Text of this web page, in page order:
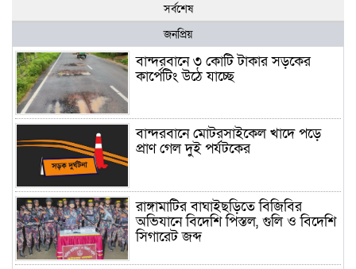
সর্বশেষ
জনপ্রিয়
বান্দরবানে ৩ কোটি টাকার সড়কের
কার্পেটিং উঠে যাচ্ছে
বান্দরবানে মোটরসাইকেল খাদে পড়ে
প্রাণ গেল দুই পর্যটকের
রাঙ্গামাটির বাঘাইছড়িতে বিজিবির
অভিযানে বিদেশি পিস্তল, গুলি ও বিদেশি
সিগারেট জব্দ